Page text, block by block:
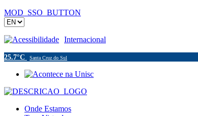
MOD_SSO_BUTTON
Acessibilidade Internacional
25.7°C Santa Cruz do Sul
Onde Estamos